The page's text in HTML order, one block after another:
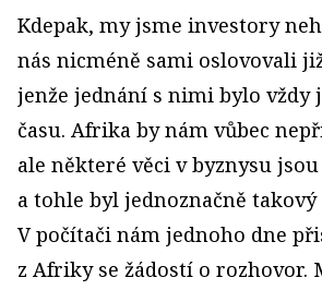
Kdepak, my jsme investory
nás nicméně sami oslovovali
jenže jednání s nimi bylo vždy
času. Afrika by nám vůbec
ale některé věci v byznysu
a tohle byl jednoznačně takový
V počítači nám jednoho dne
z Afriky se žádostí o rozhovor.